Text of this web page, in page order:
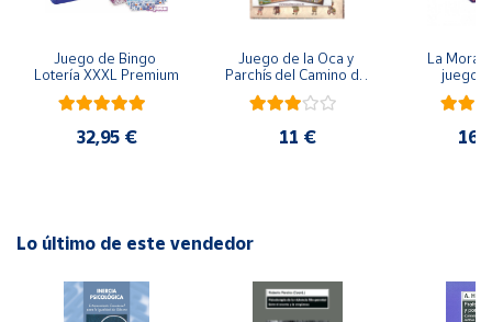
Península
Baleares
Juego de Bingo
Lotería XXXL Premium
32,95 €
Juego de la Oca y
Parchís del Camino de
Santiago
11 €
La
juego
Lo último de este vendedor